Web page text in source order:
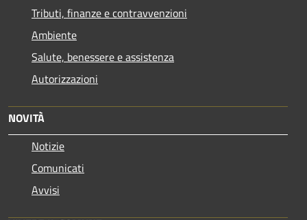
Tributi, finanze e contravvenzioni
Ambiente
Salute, benessere e assistenza
Autorizzazioni
NOVITÀ
Notizie
Comunicati
Avvisi